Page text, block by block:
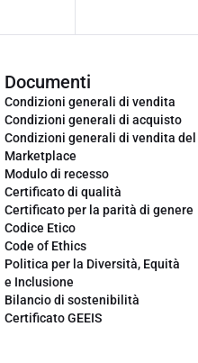
Documenti
Condizioni generali di vendita
Condizioni generali di acquisto
Condizioni generali di vendita del
Marketplace
Modulo di recesso
Certificato di qualità
Certificato per la parità di genere
Codice Etico
Code of Ethics
Politica per la Diversità, Equità
e Inclusione
Bilancio di sostenibilità
Certificato GEEIS